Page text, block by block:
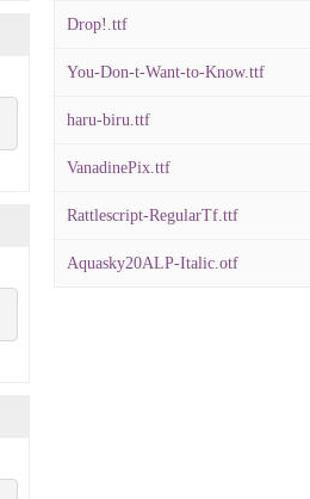
Drop!.ttf
You-Don-t-Want-to-Know.ttf
haru-biru.ttf
VanadinePix.ttf
Rattlescript-RegularTf.ttf
Aquasky20ALP-Italic.otf